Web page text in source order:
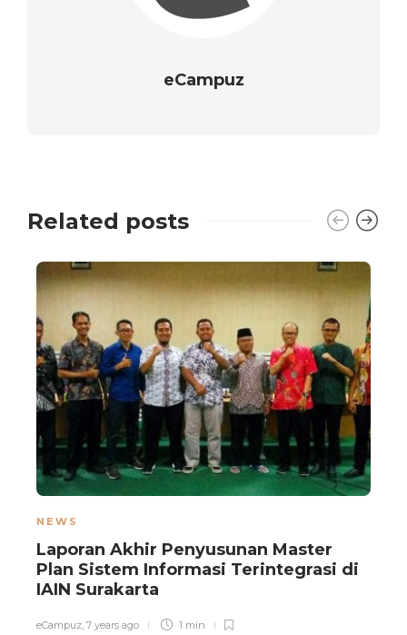
eCampuz
Related posts
NEWS
Laporan Akhir Penyusunan Master
Plan Sistem Informasi Terintegrasi di
IAIN Surakarta
eCampuz 7 years ago 1 min